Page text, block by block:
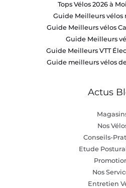
Tops Vélos 2026 à
Guide Meilleurs vélos
Guide Meilleurs vélos
Guide Meilleurs
Guide Meilleurs VTT
Guide meilleurs vélos
Actus
Nos
Conseils-
Etude
Nos
Entretien